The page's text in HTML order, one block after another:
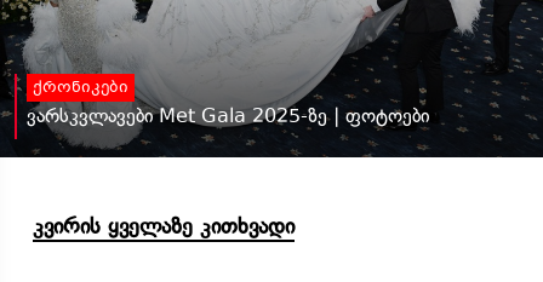
ქრონიკები
ვარსკვლავები Met Gala 2025-ზე | ფოტოები
კვირის ყველაზე კითხვადი